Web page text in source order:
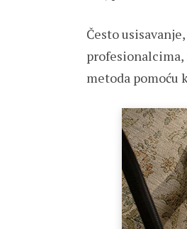
Često
metoda